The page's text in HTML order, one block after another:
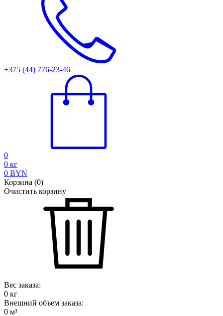
+375 (44) 776-23-46
0
0 кг
0 BYN
Корзина (0)
Очистить корзину
Вес заказа:
0 кг
Внешний объем заказа:
0 м³